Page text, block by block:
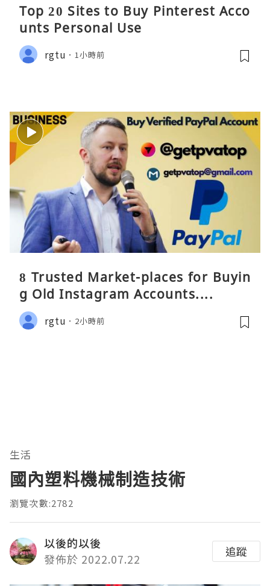
Top 20 Sites to Buy Pinterest Acco
unts Personal Use
rgtu 1小時前
8 Trusted Market-places for Buyin
g Old Instagram Accounts....
rgtu 2小時前
生活
國內塑料機械制造技術
瀏覽次數:2782
以後的以後
發佈於 2022.07.22
追蹤